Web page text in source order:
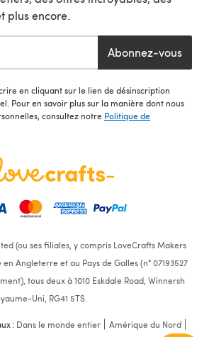
plus encore.
Abonnez-vous
en cliquant sur le lien de désinscription
Pour en savoir plus sur la manière dont nous
consultez notre Politique de
(ou ses filiales, y compris LoveCrafts Makers
Angleterre et au Pays de Galles (n° 07193527
tous deux à 1010 Eskdale Road, Winnersh
Uni, RG41 5TS.
: Dans le monde entier
Amérique du Nord